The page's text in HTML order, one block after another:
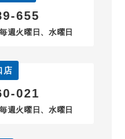
655
週火曜日、水曜日
店
021
週火曜日、水曜日